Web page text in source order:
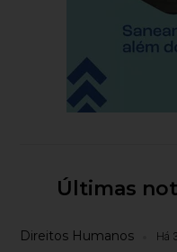
Últimas
Direitos Humanos Há